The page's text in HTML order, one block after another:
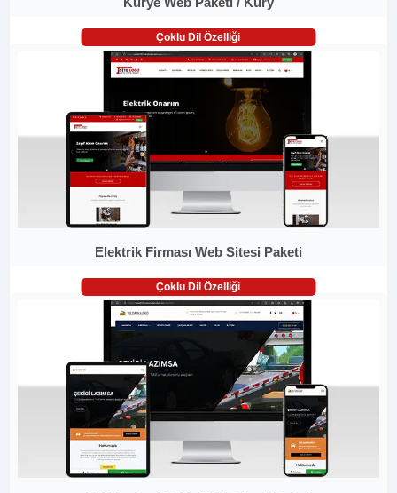
Çoklu Dil Özelliği
Elektrik Firması Web Sitesi Paketi
Çoklu Dil Özelliği